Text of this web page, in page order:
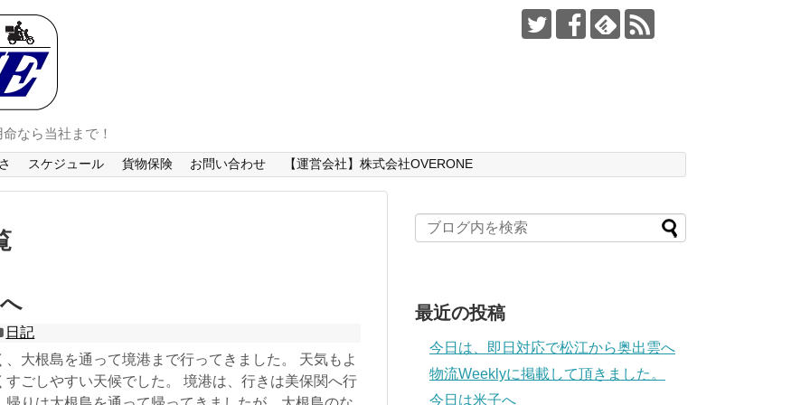
なら当社まで！
スケジュール 貨物保険 お問い合わせ 【運営会社】株式会社OVERONE
日記
、大根島を通って境港まで行ってきました。 天気もよ
すごしやすい天候でした。 境港は、行きは美保関へ行
最近の投稿
今日は、即日対応で松江から奥出雲へ
物流Weeklyに掲載して頂きました。
今日は米子へ